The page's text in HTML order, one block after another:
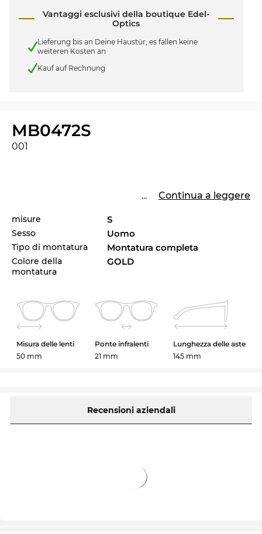
Vantaggi esclusivi della boutique Edel-
Optics
Lieferung bis an Deine Haustür, es fallen keine
weiteren Kosten an
Kauf auf Rechnung
MB0472S
001
... Continua a leggere
misure S
Sesso Uomo
Tipo di montatura Montatura completa
Colore della
montatura
GOLD
Misura delle lenti
50 mm
Ponte infralenti
21 mm
Lunghezza delle aste
145 mm
Recensioni aziendali